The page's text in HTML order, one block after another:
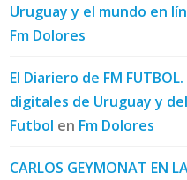
Uruguay y el mundo en
Fm Dolores
El Diariero de FM
digitales de Uruguay y
Futbol en Fm Dolores
CARLOS GEYMONAT EN